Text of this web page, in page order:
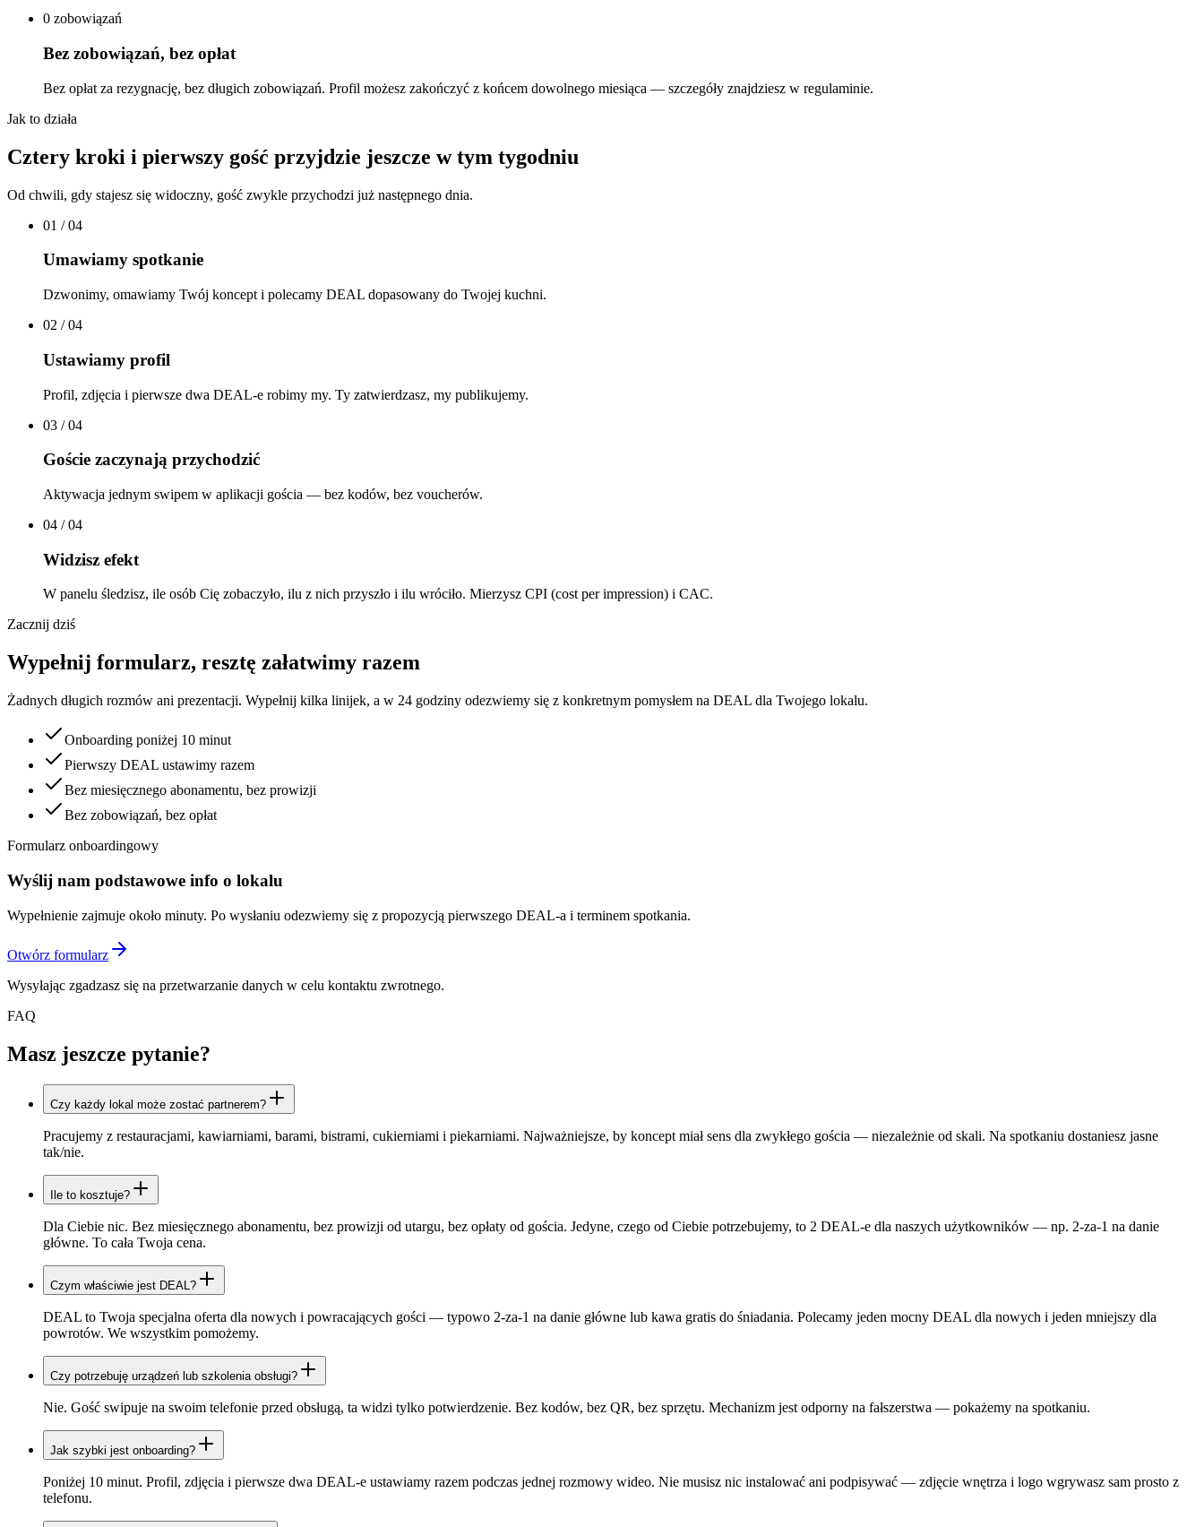
0 zobowiązań
Bez zobowiązań, bez opłat
Bez opłat za rezygnację, bez długich zobowiązań. Profil możesz zakończyć z końcem dowolnego miesiąca — szczegóły znajdziesz w regulaminie.
Jak to działa
Cztery kroki i pierwszy gość przyjdzie jeszcze w tym tygodniu
Od chwili, gdy stajesz się widoczny, gość zwykle przychodzi już następnego dnia.
01 / 04
Umawiamy spotkanie
Dzwonimy, omawiamy Twój koncept i polecamy DEAL dopasowany do Twojej kuchni.
02 / 04
Ustawiamy profil
Profil, zdjęcia i pierwsze dwa DEAL-e robimy my. Ty zatwierdzasz, my publikujemy.
03 / 04
Goście zaczynają przychodzić
Aktywacja jednym swipem w aplikacji gościa — bez kodów, bez voucherów.
04 / 04
Widzisz efekt
W panelu śledzisz, ile osób Cię zobaczyło, ilu z nich przyszło i ilu wróciło. Mierzysz CPI (cost per impression) i CAC.
Zacznij dziś
Wypełnij formularz, resztę załatwimy razem
Żadnych długich rozmów ani prezentacji. Wypełnij kilka linijek, a w 24 godziny odezwiemy się z konkretnym pomysłem na DEAL dla Twojego lokalu.
Onboarding poniżej 10 minut
Pierwszy DEAL ustawimy razem
Bez miesięcznego abonamentu, bez prowizji
Bez zobowiązań, bez opłat
Formularz onboardingowy
Wyślij nam podstawowe info o lokalu
Wypełnienie zajmuje około minuty. Po wysłaniu odezwiemy się z propozycją pierwszego DEAL-a i terminem spotkania.
Otwórz formularz
Wysyłając zgadzasz się na przetwarzanie danych w celu kontaktu zwrotnego.
FAQ
Masz jeszcze pytanie?
Czy każdy lokal może zostać partnerem?
Pracujemy z restauracjami, kawiarniami, barami, bistrami, cukierniami i piekarniami. Najważniejsze, by koncept miał sens dla zwykłego gościa — niezależnie od skali. Na spotkaniu dostaniesz jasne
tak/nie.
Ile to kosztuje?
Dla Ciebie nic. Bez miesięcznego abonamentu, bez prowizji od utargu, bez opłaty od gościa. Jedyne, czego od Ciebie potrzebujemy, to 2 DEAL-e dla naszych użytkowników — np. 2-za-1 na danie
główne. To cała Twoja cena.
Czym właściwie jest DEAL?
DEAL to Twoja specjalna oferta dla nowych i powracających gości — typowo 2-za-1 na danie główne lub kawa gratis do śniadania. Polecamy jeden mocny DEAL dla nowych i jeden mniejszy dla
powrotów. We wszystkim pomożemy.
Czy potrzebuję urządzeń lub szkolenia obsługi?
Nie. Gość swipuje na swoim telefonie przed obsługą, ta widzi tylko potwierdzenie. Bez kodów, bez QR, bez sprzętu. Mechanizm jest odporny na fałszerstwa — pokażemy na spotkaniu.
Jak szybki jest onboarding?
Poniżej 10 minut. Profil, zdjęcia i pierwsze dwa DEAL-e ustawiamy razem podczas jednej rozmowy wideo. Nie musisz nic instalować ani podpisywać — zdjęcie wnętrza i logo wgrywasz sam prosto z
telefonu.